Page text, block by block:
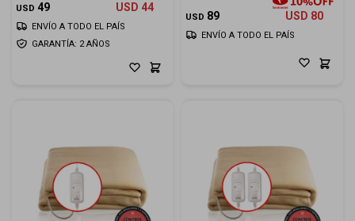
USD 49 USD 44
GARANTÍA: 2 AÑOS
ENVÍO A TODO EL PAÍS
USD 89 USD 80
ENVÍO A TODO EL PAÍS